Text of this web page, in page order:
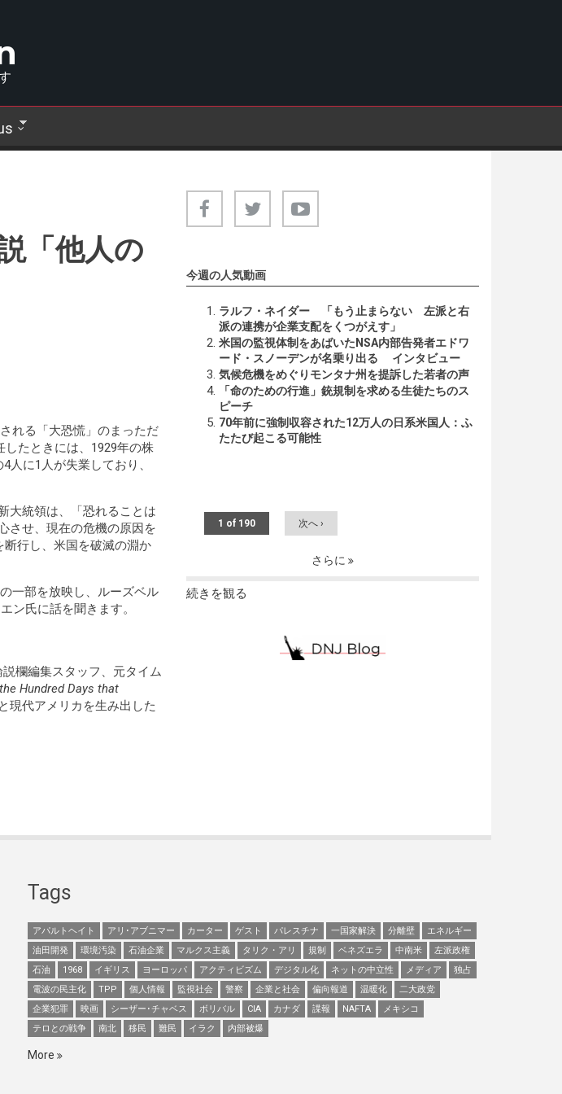
「他人の
れる「大恐慌」のまっただ
たときには、1929年の株
に1人が失業しており、
大統領は、「恐れることは
させ、現在の危機の原因を
行し、米国を破滅の淵か
一部を放映し、ルーズベル
ン氏に話を聞きます。
欄編集スタッフ、元タイム
Hundred Days that
現代アメリカを生み出した
今週の人気動画
ラルフ・ネイダー 「もう止まらない 左派と右
派の連携が企業支配をくつがえす」
米国の監視体制をあばいたNSA内部告発者エドワ
ード・スノーデンが名乗り出る インタビュー
気候危機をめぐりモンタナ州を提訴した若者の声
「命のための行進」銃規制を求める生徒たちのス
ピーチ
70年前に強制収容された12万人の日系米国人：ふ
たたび起こる可能性
1 of 190 次へ ›
さらに
続きを観る
Tags
アパルトヘイト アリ･アブニマー カーター ゲスト パレスチナ 一国家解決 分離壁
エネルギー
油田開発
環境汚染 石油企業 マルクス主義 タリク・アリ 規制 ベネズエラ 中南米
左派政権
石油
1968 イギリス ヨーロッパ アクティビズム デジタル化 ネットの中立性 メディア
独占
電波の民主化
TPP 個人情報 監視社会 警察 企業と社会 偏向報道 温暖化
二大政党
企業犯罪
映画 シーザー･チャベス ボリバル CIA カナダ 諜報 NAFTA
メキシコ
テロとの戦争
南北 移民 難民 イラク 内部被爆
More